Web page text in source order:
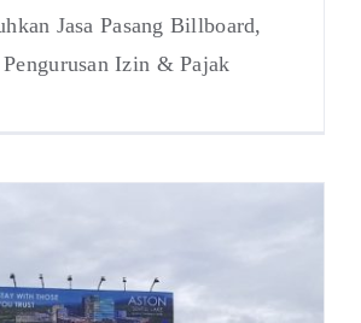
Jasa Pasang Billboard,
Pengurusan Izin & Pajak